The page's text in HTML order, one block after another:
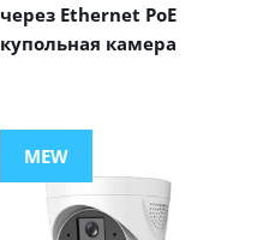
через Ethernet PoE
купольная камера
MEW